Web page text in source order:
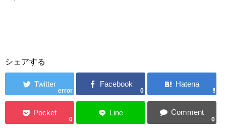
シェアする
error 0
0 0